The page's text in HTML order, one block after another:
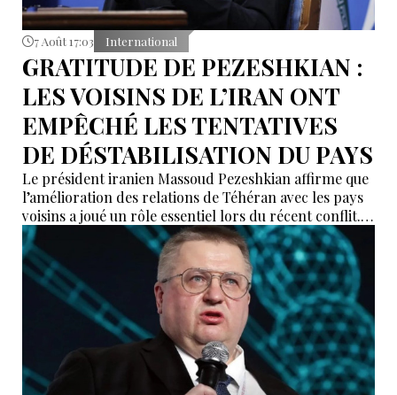
7 Août 17:03 International
GRATITUDE DE PEZESHKIAN :
LES VOISINS DE L’IRAN ONT
EMPÊCHÉ LES TENTATIVES
DE DÉSTABILISATION DU PAYS
Le président iranien Massoud Pezeshkian affirme que
l’amélioration des relations de Téhéran avec les pays
voisins a joué un rôle essentiel lors du récent conflit.
Selon lui, les États de la région auraient empêché des
tentatives d’infiltration et de troubles aux frontières
nord-ouest et sud-est de l’Iran.